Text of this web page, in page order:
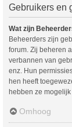
Gebruikers en
Wat zijn
Beheerders zijn
forum. Zij beheren
verbannen van
enz. Hun
hen heeft
hebben ze
Omhoog